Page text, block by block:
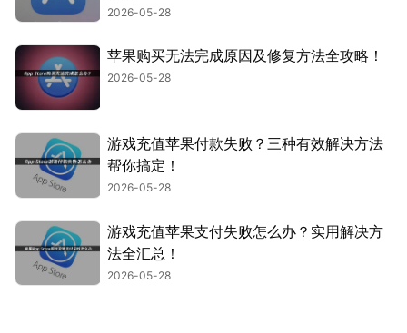
2026-05-28
苹果购买无法完成原因及修复方法全攻略！
2026-05-28
游戏充值苹果付款失败？三种有效解决方法
帮你搞定！
2026-05-28
游戏充值苹果支付失败怎么办？实用解决方
法全汇总！
2026-05-28